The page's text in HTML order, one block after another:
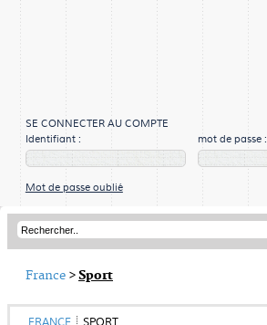
SE CONNECTER AU COMPTE
Identifiant :
mot de passe :
Mot de passe oublié
France >Sport